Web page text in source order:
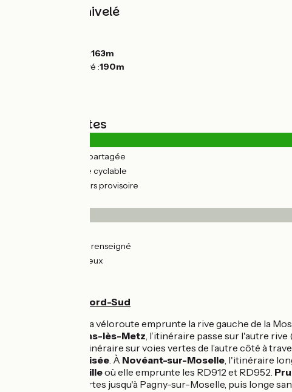
Pentes et dénivelé
Point le plus bas :163m
Point le plus élevé :190m
Types de routes
(6%) Route partagée
(94%) Voie cyclable
(8%) Parcours provisoire
(73%) Non renseigné
(20%) Rugueux
Parcours Sens Nord-Sud
, la véloroute emprunte la rive gauche de la
routier de Moulins-lès-Metz, l’itinéraire passe sur l'autre rive
Vous rejoignez l’itinéraire sur voies vertes de l’autre côté à
passerelle sécurisée. À Novéant-sur-Moselle, l'itinéraire
Arnavilleoù elle emprunte les RD912 et RD952.
routes et voies vertes jusqu'à Pagny-sur-Moselle, puis longe